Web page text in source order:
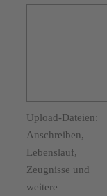
Upload-Dateien:
Anschreiben,
Lebenslauf,
Zeugnisse und
weitere